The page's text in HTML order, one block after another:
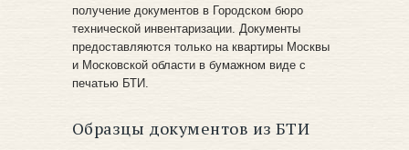
получение документов в Городском бюро
технической инвентаризации. Документы
предоставляются только на квартиры Москвы
и Московской области в бумажном виде с
печатью БТИ.
Образцы документов из БТИ